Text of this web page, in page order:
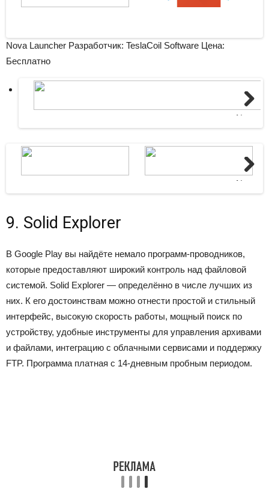
Nova Launcher Разработчик: TeslaCoil Software Цена:
Бесплатно
Next
Next
9. Solid Explorer
В Google Play вы найдёте немало программ-проводников,
которые предоставляют широкий контроль над файловой
системой. Solid Explorer — определённо в числе лучших из
них. К его достоинствам можно отнести простой и стильный
интерфейс, высокую скорость работы, мощный поиск по
устройству, удобные инструменты для управления архивами
и файлами, интеграцию с облачными сервисами и поддержку
FTP. Программа платная с 14-дневным пробным периодом.